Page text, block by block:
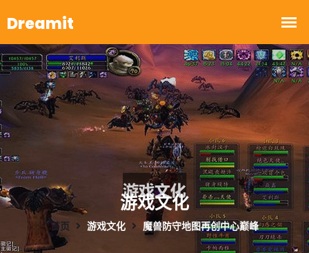
游戏文化
首页 游戏文化 魔兽防守地图再创中心巅峰